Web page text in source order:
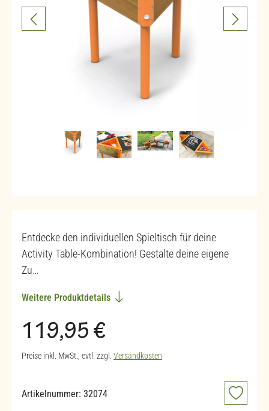
Entdecke den individuellen Spieltisch für deine
Activity Table-Kombination! Gestalte deine eigene
Zu…
Weitere Produktdetails
Regulärer Preis:
119,95 €
Preise inkl. MwSt., evtl. zzgl. Versandkosten
Artikelnummer: 32074